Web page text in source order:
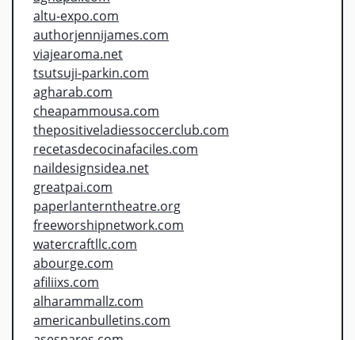
altu-expo.com
authorjennijames.com
viajearoma.net
tsutsuji-parkin.com
agharab.com
cheapammousa.com
thepositiveladiessoccerclub.com
recetasdecocinafaciles.com
naildesignsidea.net
greatpai.com
paperlanterntheatre.org
freeworshipnetwork.com
watercraftllc.com
abourge.com
afiliixs.com
alharammallz.com
americanbulletins.com